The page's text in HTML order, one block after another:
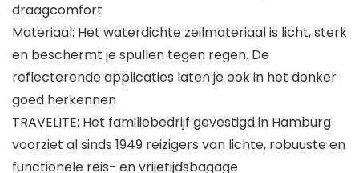
draagcomfort
Materiaal: Het waterdichte zeilmateriaal is licht, sterk
en beschermt je spullen tegen regen. De
reflecterende applicaties laten je ook in het donker
goed herkennen
TRAVELITE: Het familiebedrijf gevestigd in Hamburg
voorziet al sinds 1949 reizigers van lichte, robuuste en
functionele reis- en vrijetijdsbagage